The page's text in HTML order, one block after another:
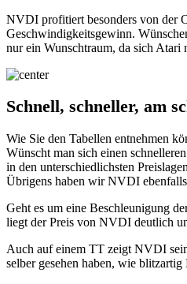
NVDI profitiert besonders von der
Geschwindigkeitsgewinn.
nur ein Wunschtraum, da sich Atari
Schnell, schneller, am
Wie Sie den Tabellen entnehmen
Wünscht man sich einen
in den unterschiedlichsten
Übrigens haben wir NVDI
Geht es um eine Beschleunigung
liegt der Preis von NVDI deutlich
Auch auf einem TT zeigt NVDI
selber gesehen haben, wie